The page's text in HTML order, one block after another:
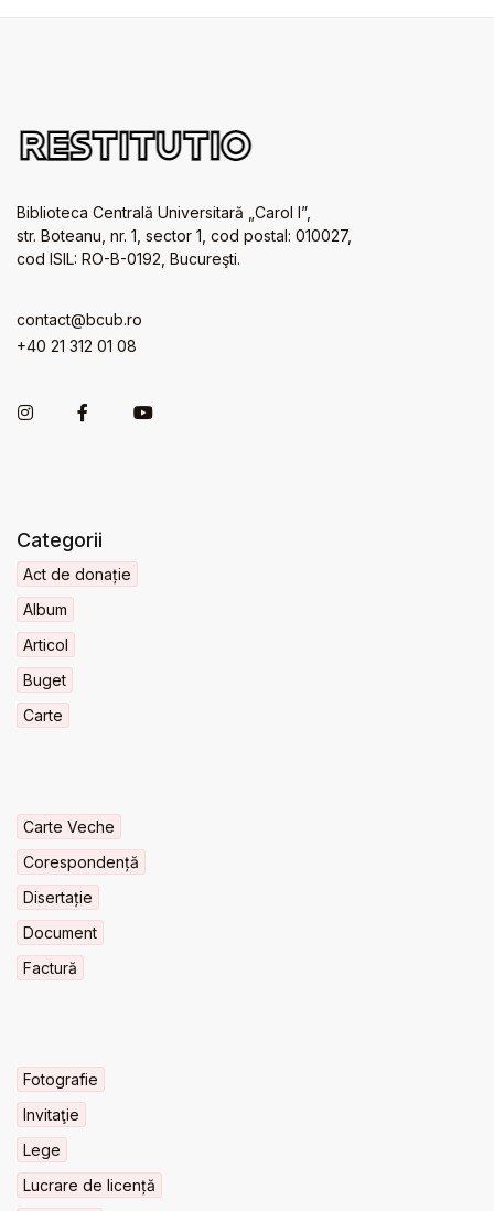
Biblioteca Centrală Universitară „Carol I”,
str. Boteanu, nr. 1, sector 1, cod postal: 010027,
cod ISIL: RO-B-0192, Bucureşti.
contact@bcub.ro
+40 21 312 01 08
Categorii
Act de donație
Album
Articol
Buget
Carte
Carte Veche
Corespondență
Disertație
Document
Factură
Fotografie
Invitaţie
Lege
Lucrare de licență